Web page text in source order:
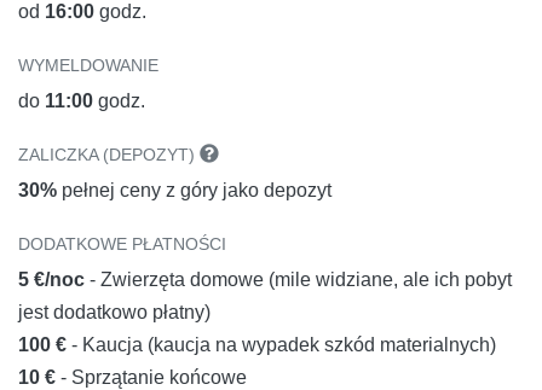
od 16:00 godz.
WYMELDOWANIE
do 11:00 godz.
ZALICZKA (DEPOZYT)
30% pełnej ceny z góry jako depozyt
DODATKOWE PŁATNOŚCI
5 €/noc - Zwierzęta domowe (mile widziane, ale ich pobyt
jest dodatkowo płatny)
100 € - Kaucja (kaucja na wypadek szkód materialnych)
10 € - Sprzątanie końcowe